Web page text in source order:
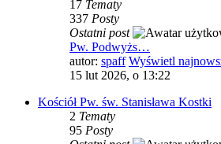
17 Tematy
337 Posty
Ostatni post
Pw. Podwyżs…
autor: spaff Wyświetl
15 lut 2026, o 13:22
Kościół Pw. św. Stanisława Kostki
2 Tematy
95 Posty